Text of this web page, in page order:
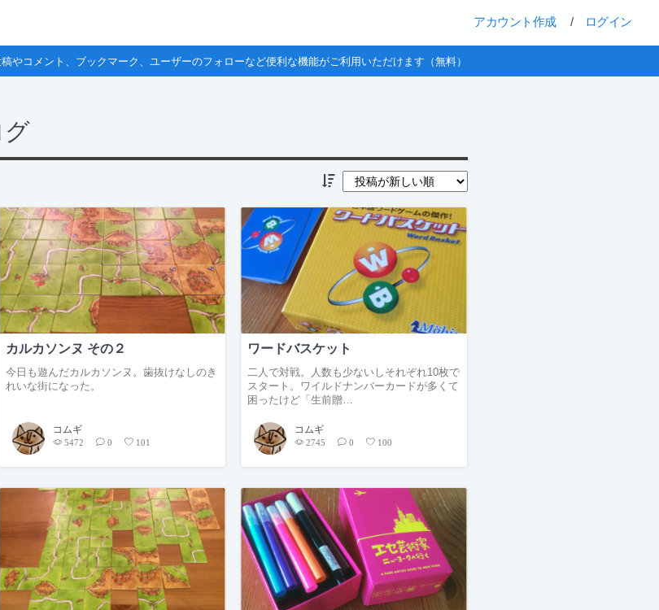
アカウント作成 / ログイン
やコメント、ブックマーク、ユーザーのフォローなど便利な機能がご利用いただけます（無料）
グ
カルカソンヌ その２
今日も遊んだカルカソンヌ。歯抜けなしのき
れいな街になった。
コムギ
5472 0 101
ワードバスケット
二人で対戦。人数も少ないしそれぞれ10枚で
スタート。ワイルドナンバーカードが多くて
困ったけど「生前贈…
コムギ
2745 0 100